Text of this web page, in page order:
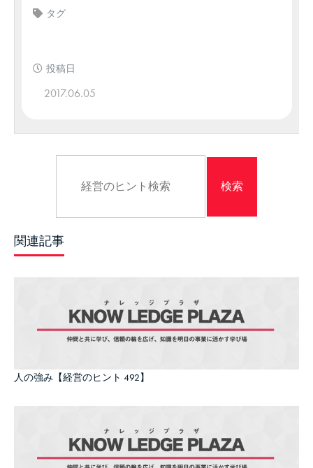
タグ
投稿日
2017.06.05
関連記事
人の強み【経営のヒント 492】